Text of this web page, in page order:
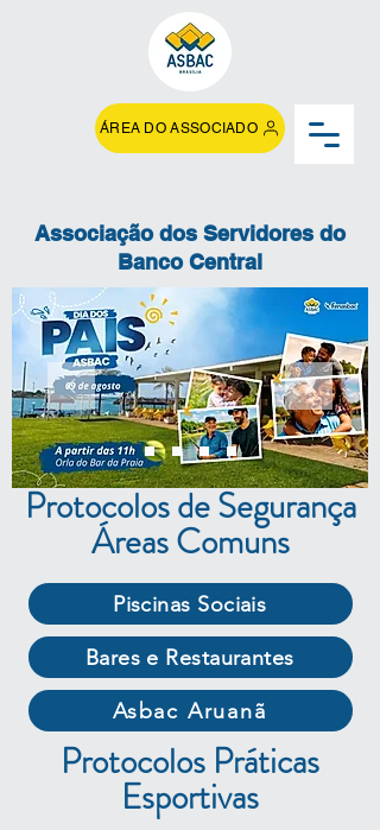
ÁREA DO ASSOCIADO
Associação dos Servidores do
Banco Central
Protocolos de Segurança
Áreas Comuns
Piscinas Sociais
Bares e Restaurantes
Asbac Aruanã
Protocolos Práticas
Esportivas